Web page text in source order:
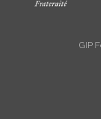
GIP